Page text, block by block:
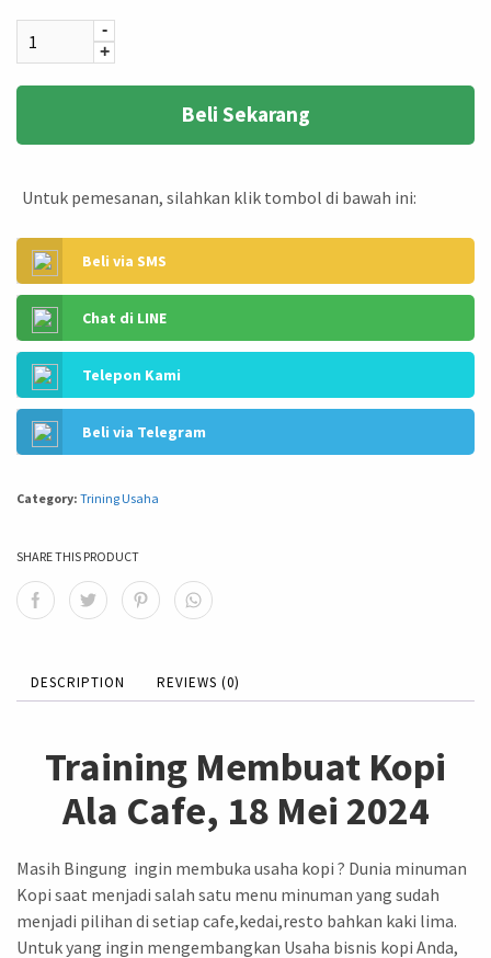
-
+
Beli Sekarang
Untuk pemesanan, silahkan klik tombol di bawah ini:
Beli via SMS
Chat di LINE
Telepon Kami
Beli via Telegram
Category: Trining Usaha
SHARE THIS PRODUCT
DESCRIPTION REVIEWS (0)
Training Membuat Kopi
Ala Cafe, 18 Mei 2024
Masih Bingung ingin membuka usaha kopi ? Dunia minuman
Kopi saat menjadi salah satu menu minuman yang sudah
menjadi pilihan di setiap cafe,kedai,resto bahkan kaki lima.
Untuk yang ingin mengembangkan Usaha bisnis kopi Anda,